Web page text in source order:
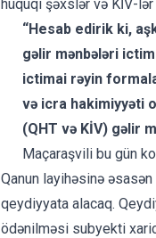
hüquqi şəxslər və KİV-
“Hesab edirik ki,
gəlir mənbələri
ictimai rəyin
və icra hakimiyyəti
(QHT və KİV) gəlir
Maçaraşvili bu gün
Qanun layihəsinə
qeydiyyata alacaq.
ödənilməsi subyekti